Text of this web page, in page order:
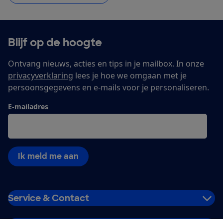
Blijf op de hoogte
Ontvang nieuws, acties en tips in je mailbox. In onze
privacyverklaring lees je hoe we omgaan met je
persoonsgegevens en e-mails voor je personaliseren.
E-mailadres
Ik meld me aan
Service & Contact